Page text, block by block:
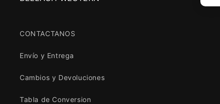
CONTACTANOS
Envío y Entrega
Cambios y Devoluciones
Tabla de Conversion